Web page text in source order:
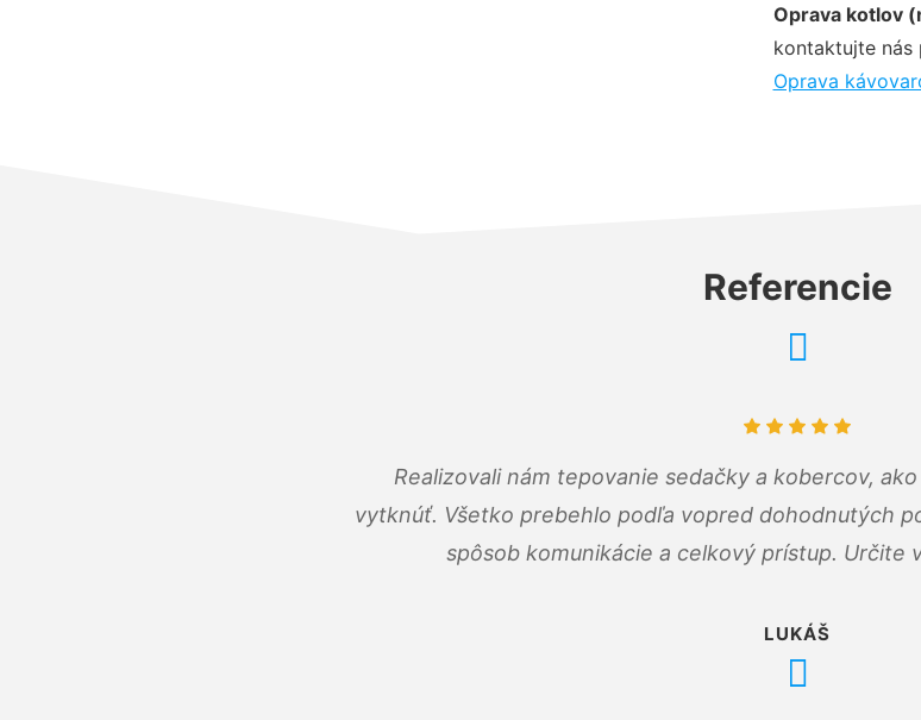
Oprava kotlov
kontaktujte nás
Oprava
Referencie
Realizovali nám tepovanie sedačky a kobercov,
vytknúť. Všetko prebehlo podľa vopred dohodnutých
spôsob komunikácie a celkový prístup. Určite
LUKÁŠ